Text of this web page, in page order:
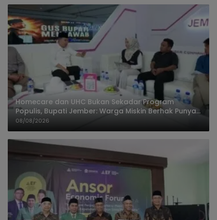
Homecare dan UHC Bukan Sekadar Program
Populis, Bupati Jember: Warga Miskin Berhak Punya
Akses Dokter Keluarga
08/08/2026